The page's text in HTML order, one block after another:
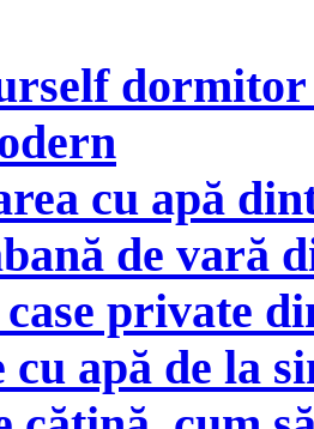
dormitor
cu apă
de vară
private
cu apă de la